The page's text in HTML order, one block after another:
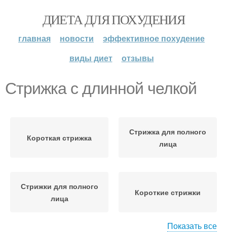
ДИЕТА ДЛЯ ПОХУДЕНИЯ
главная новости
эффективное похудение
виды диет
отзывы
Стрижка с длинной челкой
Короткая стрижка
Стрижка для полного
лица
Стрижки для полного
лица
Короткие стрижки
Показать все